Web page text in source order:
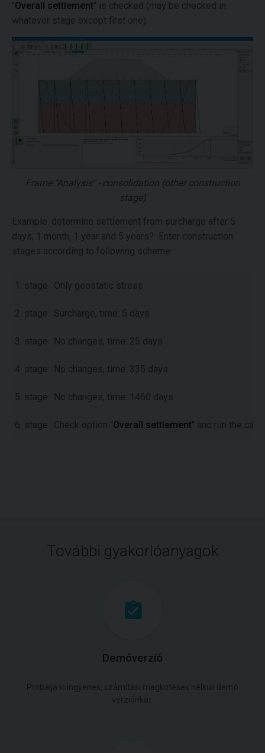
"Overall settlement" is checked (may be checked in
whatever stage except first one).
Frame "Analysis" - consolidation (other construction
stage)
Example: determine settlement from surcharge after 5
days, 1 month, 1 year and 5 years? Enter construction
stages according to following scheme:
1. stage Only geostatic stress
2. stage Surcharge, time: 5 days
3. stage No changes, time: 25 days
4. stage No changes, time: 335 days
5. stage No changes, time: 1460 days
6. stage Check option "Overall settlement" and run the
További gyakorlóanyagok
Demóverzió
Próbálja ki ingyenes, számítási megkötések nélküli demó
verziónkat.